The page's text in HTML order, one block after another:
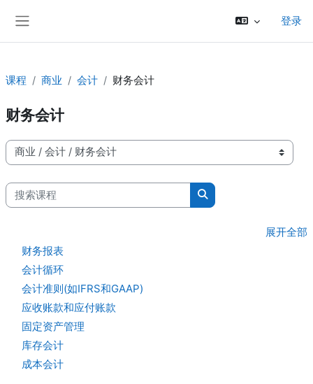
登录
课程 商业 会计 财务会计
财务会计
课程类别
搜索课程
搜索课程
展开全部
财务报表
会计循环
会计准则(如IFRS和GAAP)
应收账款和应付账款
固定资产管理
库存会计
成本会计